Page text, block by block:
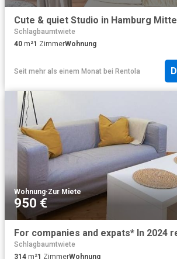
Cute & quiet Studio in Hamburg Mitte
Schlagbaumtwiete
40 m²1 ZimmerWohnung
Seit mehr als einem Monat bei Rentola
Wohnung·Zur Miete
950 €
Schlagbaumtwiete
314 m²1 ZimmerWohnung